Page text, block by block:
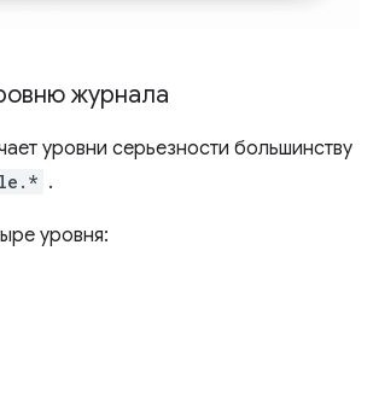
журнала
уровни серьезности большинству
.
уровня: